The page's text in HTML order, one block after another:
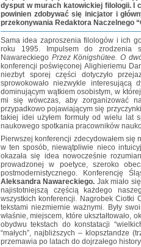
dysput w murach katowickiej filologii. I
powinien zdobywać się inicjator i
przekonywania Redaktora Naczelnego
Sama idea zaproszenia filologów i ich
roku 1995. Impulsem do zrodzenia
Nawareckiego Przez Königshütee. O
konferencji poświęconej Alighieriemu
niezbyt sporej części dotyczyło
sprowokowało niezwykle
dominującym wątkiem osobistym, w
mi się wówczas, aby zorganizować
przypadkowo pojawiającym się
takiej idei użyłem formuły od wielu lat
naukowego spotkania pracowników
Pierwszej konferencji zdecydowałem się
w ten sposób, niewątpliwie nieco
okazała się idea nowocześnie
prowadzonej w poetyce, szeroko
postmodernistycznego. Konferencję
Aleksandra Nawareckiego. Jak miało
najistotniejszą częścią każdego
wszystkich konferencji. Nagrobek Ciotki
tekstami niezmiernie ważnymi. Były
właśnie, miejscem, które
obydwu tekstach do konstatacji
“małych”, najbliższych – klopsztandze
przemawia po latach do dojrzałego